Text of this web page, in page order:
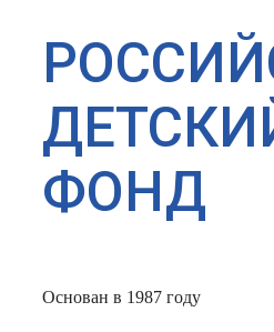
ФОНД
Основан в 1987 году